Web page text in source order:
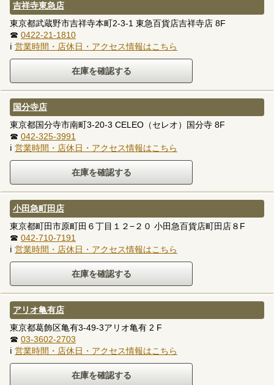
吉祥寺東急店
東京都武蔵野市吉祥寺本町2-3-1 東急百貨店吉祥寺店 8F
☎ 0422-21-1810
ℹ 営業時間・店休日・アクセス情報はこちら
国分寺店
東京都国分寺市南町3-20-3 CELEO（セレオ）国分寺 8F
☎ 042-325-3991
ℹ 営業時間・店休日・アクセス情報はこちら
小田急町田店
東京都町田市原町田６丁目１２−２０ 小田急百貨店町田店８F
☎ 042-710-7191
ℹ 営業時間・店休日・アクセス情報はこちら
アリオ亀有店
東京都葛飾区亀有3-49-3アリオ亀有 2 F
☎ 03-3602-2703
ℹ 営業時間・店休日・アクセス情報はこちら